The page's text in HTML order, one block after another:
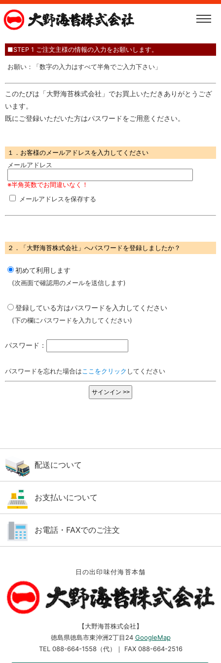
■STEP 1 ご注文主様の情報の入力をお願いします。
お願い：「数字の入力はすべて半角でご入力下さい」
このたびは「大野海苔株式会社」でお買上いただきありがとうござ
います。
既にご登録いただいた方はパスワードをご用意ください。
１．お客様のメールアドレスを入力してください
メールアドレス
※半角英数でお間違いなく！
メールアドレスを保存する
２．「大野海苔株式会社」へパスワードを登録しましたか？
初めて利用します
(次画面で確認用のメールを送信します)
登録している方はパスワードを入力してください
(下の欄にパスワードを入力してください)
パスワード：
パスワードを忘れた場合は ここをクリック してください
配送について
お支払いについて
お電話・FAXでのご注文
日の出印味付海苔本舗
【大野海苔株式会社】
徳島県徳島市東沖洲2丁目24 GoogleMap
TEL 088-664-1558（代）｜ FAX 088-664-2516